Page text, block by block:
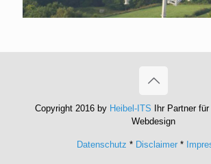
Copyright 2016 by Heibel-ITS
Ihr Partner
Webdesign
Datenschutz * Disclaimer*